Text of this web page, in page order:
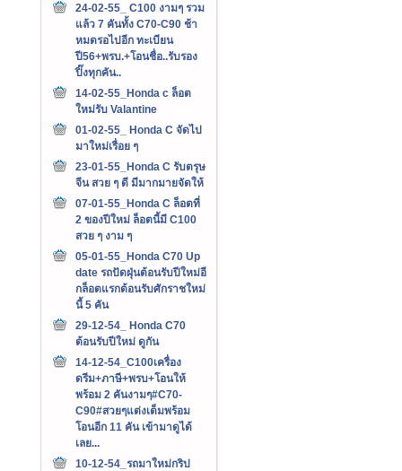
24-02-55_ C100 งามๆ รวม
แล้ว 7 คันทั้ง C70-C90 ช้า
หมดรอไปอีก ทะเบียน
ปี56+พรบ.+โอนชื่อ..รับรอง
ปิ๊งทุกคัน..
14-02-55_Honda c ล็อต
ใหม่รับ Valantine
01-02-55_ Honda C จัดไป
มาใหม่เรื่อย ๆ
23-01-55_Honda C รับตรุษ
จีน สวย ๆ ดี มีมากมายจัดให้
07-01-55_Honda C ล็อตที่
2 ของปีใหม่ ล็อตนี้มี C100
สวย ๆ งาม ๆ
05-01-55_Honda C70 Up
date รถปัดฝุ่นต้อนรับปีใหม่อี
กล็อตแรกต้อนรับศักราชใหม่
นี้ 5 คัน
29-12-54_ Honda C70
ต้อนรับปีใหม่ ดูกัน
14-12-54_C100เครื่อง
ดรีม+ภาษี+พรบ+โอนให้
พร้อม 2 คันงามๆ#C70-
C90#สวยๆแต่งเต็มพร้อม
โอนอีก 11 คัน เข้ามาดูได้
เลย...
10-12-54_รถมาใหม่กริป